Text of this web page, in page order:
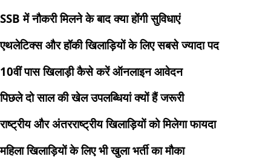
SSB में नौकरी मिलने के बाद क्या होंगी सुविधाएं
एथलेटिक्स और हॉकी खिलाड़ियों के लिए सबसे ज्यादा पद
10वीं पास खिलाड़ी कैसे करें ऑनलाइन आवेदन
पिछले दो साल की खेल उपलब्धियां क्यों हैं जरूरी
राष्ट्रीय और अंतरराष्ट्रीय खिलाड़ियों को मिलेगा फायदा
महिला खिलाड़ियों के लिए भी खुला भर्ती का मौका